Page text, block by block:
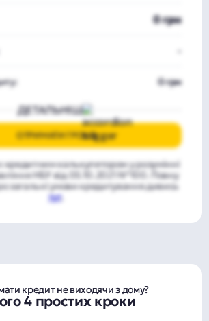
0 грн
0 грн
ДЕТАЛЬНІШЕ
ОТРИМАТИ ГРОШІ
кредитним калькулятором у розумінні
НБУ від 05.10.2021 №100. Повну
загальні умови кредитування дивись
тут.
кредит не виходячи з дому?
4 простих кроки